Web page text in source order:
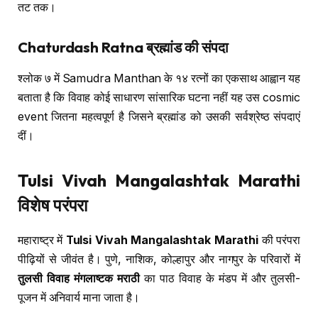
तट तक।
Chaturdash Ratna ब्रह्मांड की संपदा
श्लोक ७ में Samudra Manthan के १४ रत्नों का एकसाथ आह्वान यह
बताता है कि विवाह कोई साधारण सांसारिक घटना नहीं यह उस cosmic
event जितना महत्वपूर्ण है जिसने ब्रह्मांड को उसकी सर्वश्रेष्ठ संपदाएं
दीं।
Tulsi Vivah Mangalashtak Marathi
विशेष परंपरा
महाराष्ट्र में Tulsi Vivah Mangalashtak Marathi की परंपरा
पीढ़ियों से जीवंत है। पुणे, नाशिक, कोल्हापुर और नागपुर के परिवारों में
तुलसी विवाह मंगलाष्टक मराठीका पाठ विवाह के मंडप में और तुलसी-
पूजन में अनिवार्य माना जाता है।